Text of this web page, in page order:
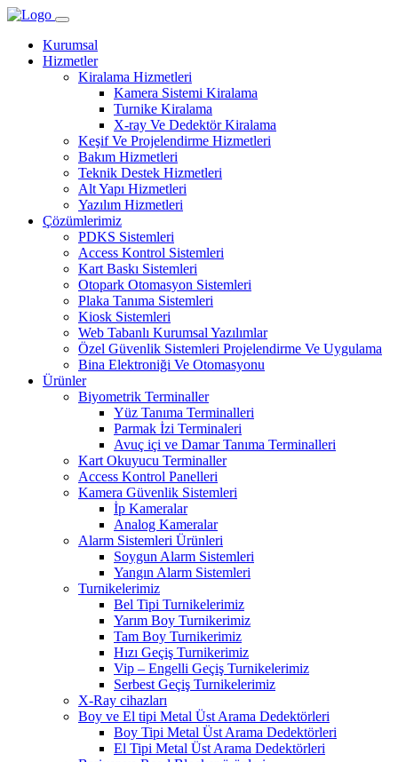
Kurumsal
Hizmetler
Kiralama Hizmetleri
Kamera Sistemi Kiralama
Turnike Kiralama
X-ray Ve Dedektör Kiralama
Keşif Ve Projelendirme Hizmetleri
Bakım Hizmetleri
Teknik Destek Hizmetleri
Alt Yapı Hizmetleri
Yazılım Hizmetleri
Çözümlerimiz
PDKS Sistemleri
Access Kontrol Sistemleri
Kart Baskı Sistemleri
Otopark Otomasyon Sistemleri
Plaka Tanıma Sistemleri
Kiosk Sistemleri
Web Tabanlı Kurumsal Yazılımlar
Özel Güvenlik Sistemleri Projelendirme Ve Uygulama
Bina Elektroniği Ve Otomasyonu
Ürünler
Biyometrik Terminaller
Yüz Tanıma Terminalleri
Parmak İzi Terminaleri
Avuç içi ve Damar Tanıma Terminalleri
Kart Okuyucu Terminaller
Access Kontrol Panelleri
Kamera Güvenlik Sistemleri
İp Kameralar
Analog Kameralar
Alarm Sistemleri Ürünleri
Soygun Alarm Sistemleri
Yangın Alarm Sistemleri
Turnikelerimiz
Bel Tipi Turnikelerimiz
Yarım Boy Turnikerimiz
Tam Boy Turnikerimiz
Hızı Geçiş Turnikerimiz
Vip – Engelli Geçiş Turnikelerimiz
Serbest Geçiş Turnikelerimiz
X-Ray cihazları
Boy ve El tipi Metal Üst Arama Dedektörleri
Boy Tipi Metal Üst Arama Dedektörleri
El Tipi Metal Üst Arama Dedektörleri